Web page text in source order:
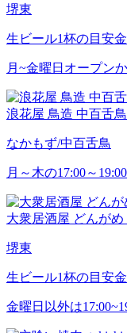
堺東
生ビール1杯の目安
月~金曜日オープン
浪花屋 鳥造 中百舌
なかもず/中百舌鳥
月～木の17:00～
大衆居酒屋 どんがめ
堺東
生ビール1杯の目安
金曜日以外は